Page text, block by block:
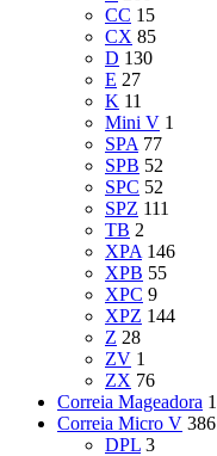
CC 15
CX 85
D 130
E 27
K 11
Mini V 1
SPA 77
SPB 52
SPC 52
SPZ 111
TB 2
XPA 146
XPB 55
XPC 9
XPZ 144
Z 28
ZV 1
ZX 76
Correia Mageadora 1
Correia Micro V 386
DPL 3